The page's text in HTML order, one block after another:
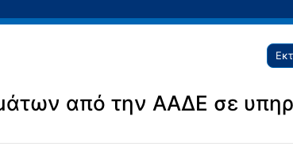
από την ΑΑΔΕ σε